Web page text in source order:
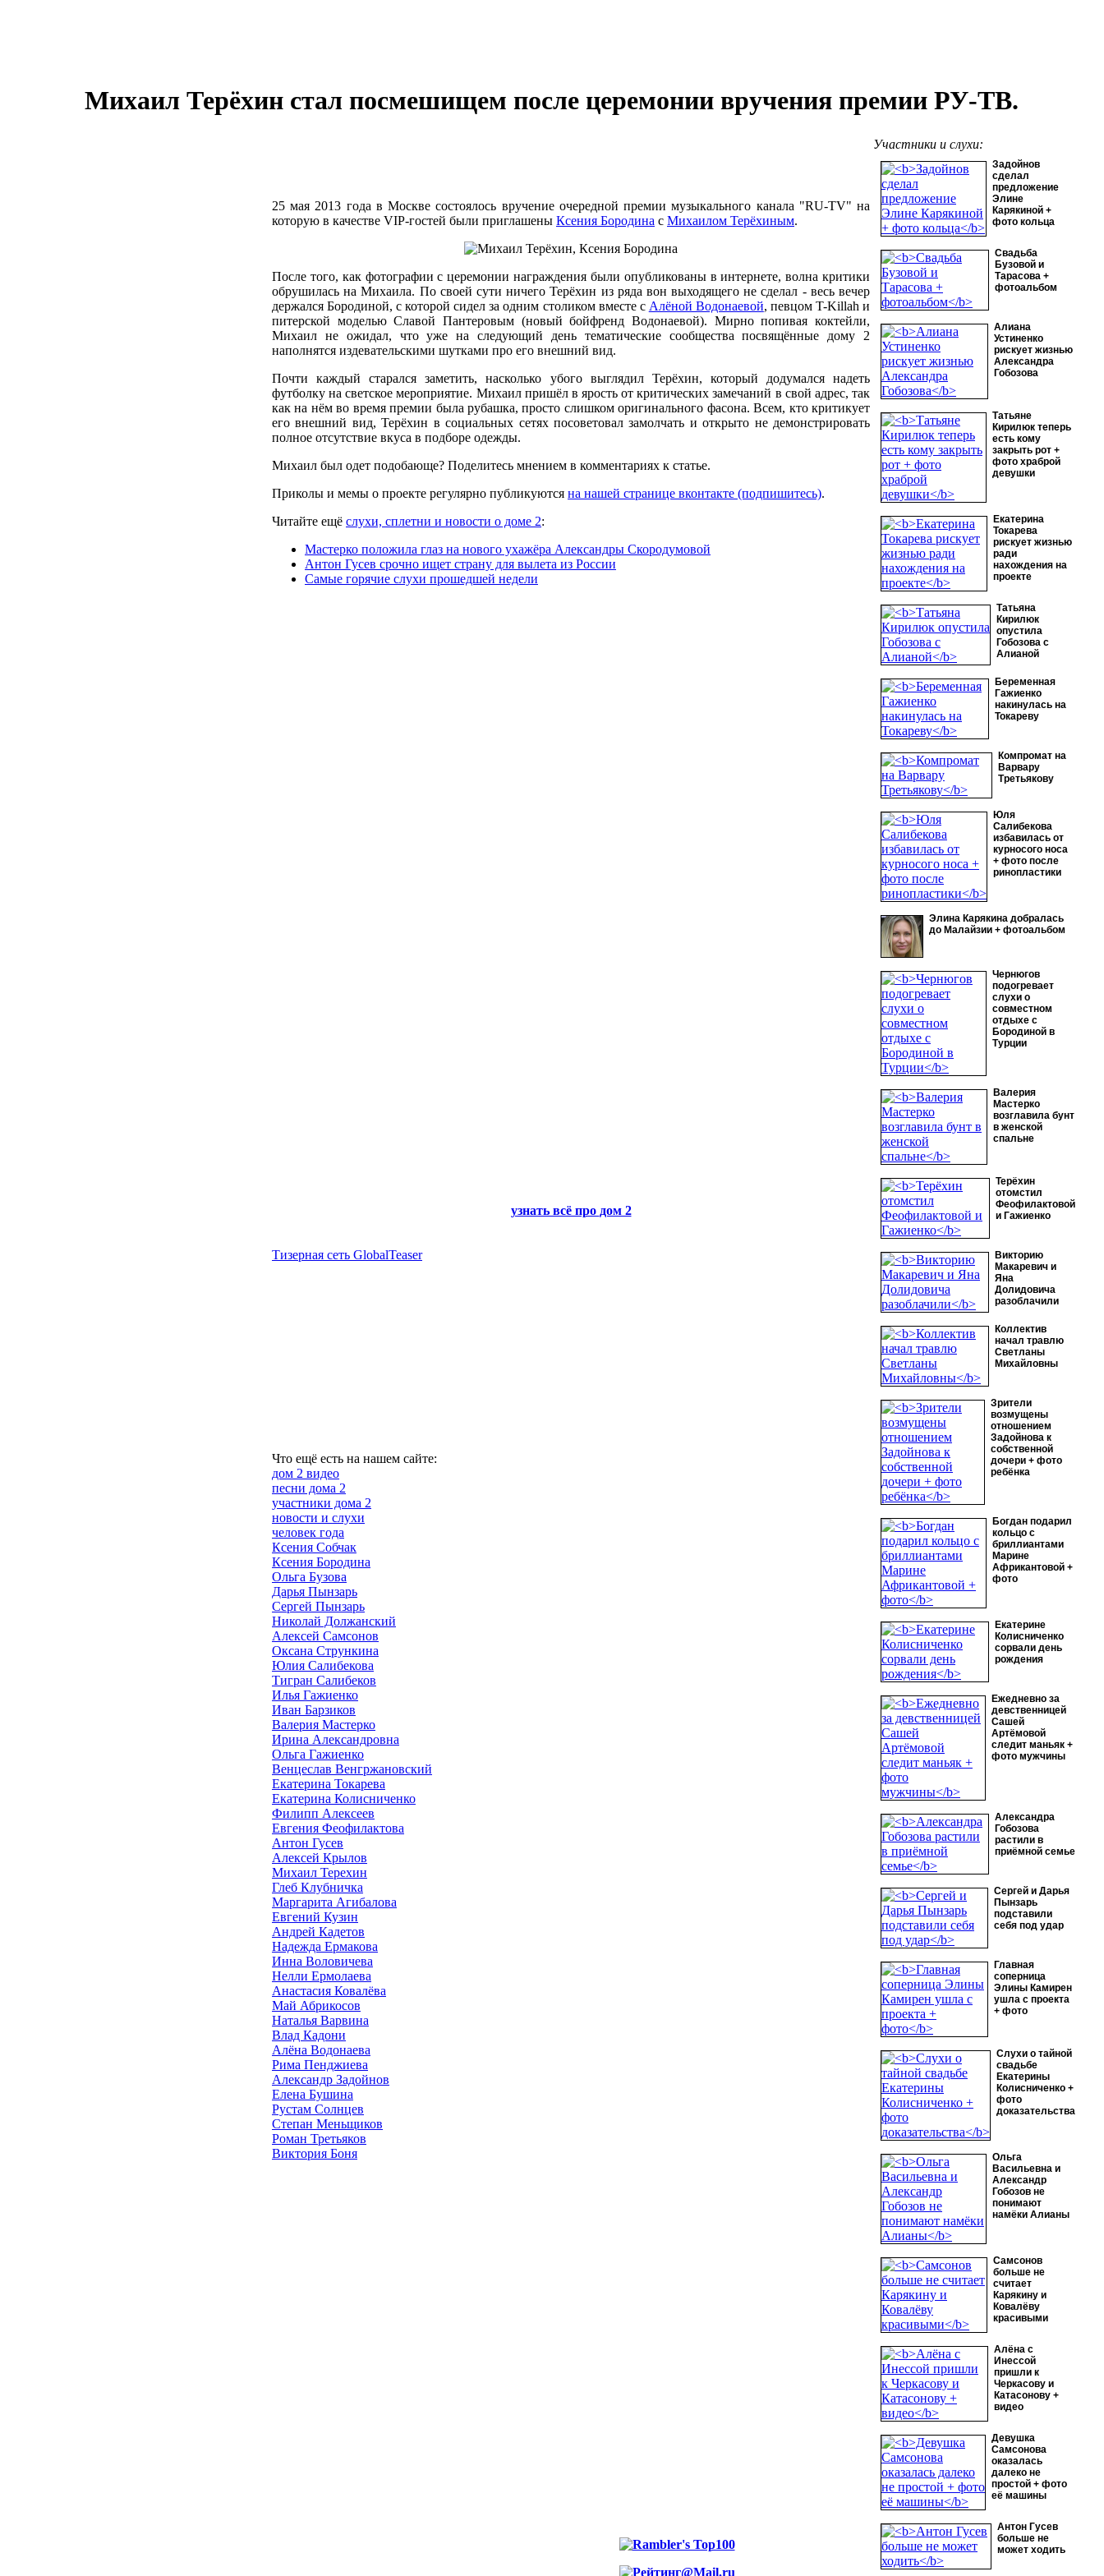
Михаил Терёхин стал посмешищем после церемонии вручения премии РУ-ТВ.
Участники и слухи:
Задойнов
сделал
предложение
Элине
Карякиной +
фото кольца
Свадьба
Бузовой и
Тарасова +
фотоальбом
Алиана
Устиненко
рискует жизнью
Александра
Гобозова
Татьяне
Кирилюк теперь
есть кому
закрыть рот +
фото храброй
девушки
Екатерина
Токарева
рискует жизнью
ради
нахождения на
проекте
Татьяна
Кирилюк
опустила
Гобозова с
Алианой
Беременная
Гажиенко
накинулась на
Токареву
Компромат на
Варвару
Третьякову
Юля
Салибекова
избавилась от
курносого носа
+ фото после
ринопластики
Элина Карякина добралась
до Малайзии + фотоальбом
Чернюгов
подогревает
слухи о
совместном
отдыхе с
Бородиной в
Турции
Валерия
Мастерко
возглавила бунт
в женской
спальне
Терёхин
отомстил
Феофилактовой
и Гажиенко
Викторию
Макаревич и
Яна
Долидовича
разоблачили
Коллектив
начал травлю
Светланы
Михайловны
Зрители
возмущены
отношением
Задойнова к
собственной
дочери + фото
ребёнка
Богдан подарил
кольцо с
бриллиантами
Марине
Африкантовой +
фото
Екатерине
Колисниченко
сорвали день
рождения
Ежедневно за
девственницей
Сашей
Артёмовой
следит маньяк +
фото мужчины
Александра
Гобозова
растили в
приёмной семье
Сергей и Дарья
Пынзарь
подставили
себя под удар
Главная
соперница
Элины Камирен
ушла с проекта
+ фото
Слухи о тайной
свадьбе
Екатерины
Колисниченко +
фото
доказательства
Ольга
Васильевна и
Александр
Гобозов не
понимают
намёки Алианы
Самсонов
больше не
считает
Карякину и
Ковалёву
красивыми
Алёна с
Инессой
пришли к
Черкасову и
Катасонову +
видео
Девушка
Самсонова
оказалась
далеко не
простой + фото
её машины
Антон Гусев
больше не
может ходить
25 мая 2013 года в Москве состоялось вручение очередной премии музыкального канала "RU-TV" на
которую в качестве VIP-гостей были приглашены Ксения Бородина с Михаилом Терёхиным.
После того, как фотографии с церемонии награждения были опубликованы в интернете, волна критики
обрушилась на Михаила. По своей сути ничего Терёхин из ряда вон выходящего не сделал - весь вечер
держался Бородиной, с которой сидел за одним столиком вместе с Алёной Водонаевой, певцом T-Killah и
питерской моделью Славой Пантеровым (новый бойфренд Водонаевой). Мирно попивая коктейли,
Михаил не ожидал, что уже на следующий день тематические сообщества посвящённые дому 2
наполнятся издевательскими шутками про его внешний вид.
Почти каждый старался заметить, насколько убого выглядил Терёхин, который додумался надеть
футболку на светское мероприятие. Михаил пришёл в ярость от критических замечаний в свой адрес, так
как на нём во время премии была рубашка, просто слишком оригинального фасона. Всем, кто критикует
его внешний вид, Терёхин в социальных сетях посоветовал замолчать и открыто не демонстрировать
полное отсутствие вкуса в подборе одежды.
Михаил был одет подобающе? Поделитесь мнением в комментариях к статье.
Приколы и мемы о проекте регулярно публикуются на нашей странице вконтакте (подпишитесь).
Читайте ещё слухи, сплетни и новости о доме 2:
Мастерко положила глаз на нового ухажёра Александры Скородумовой
Антон Гусев срочно ищет страну для вылета из России
Самые горячие слухи прошедшей недели
узнать всё про дом 2
Тизерная сеть GlobalTeaser
Что ещё есть на нашем сайте:
дом 2 видео
песни дома 2
участники дома 2
новости и слухи
человек года
Ксения Собчак
Ксения Бородина
Ольга Бузова
Дарья Пынзарь
Сергей Пынзарь
Николай Должанский
Алексей Самсонов
Оксана Стрункина
Юлия Салибекова
Тигран Салибеков
Илья Гажиенко
Иван Барзиков
Валерия Мастерко
Ирина Александровна
Ольга Гажиенко
Венцеслав Венгржановский
Екатерина Токарева
Екатерина Колисниченко
Филипп Алексеев
Евгения Феофилактова
Антон Гусев
Алексей Крылов
Михаил Терехин
Глеб Клубничка
Маргарита Агибалова
Евгений Кузин
Андрей Кадетов
Надежда Ермакова
Инна Воловичева
Нелли Ермолаева
Анастасия Ковалёва
Май Абрикосов
Наталья Варвина
Влад Кадони
Алёна Водонаева
Рима Пенджиева
Александр Задойнов
Елена Бушина
Рустам Солнцев
Степан Меньщиков
Роман Третьяков
Виктория Боня